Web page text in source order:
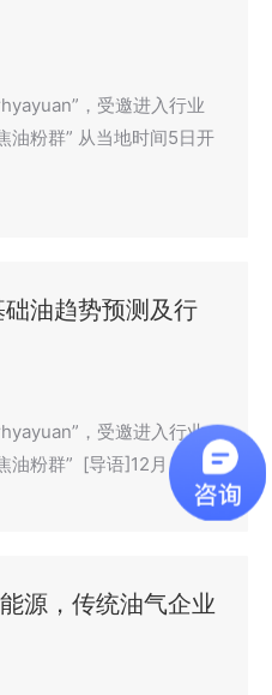
，受邀进入行业
粉群” 从当地时间5日开
油趋势预测及行
，受邀进入行业
粉群” [导语]12月，…
源，传统油气企业